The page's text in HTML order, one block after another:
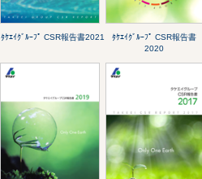
ﾀｹｴｲｸﾞﾙｰﾌﾟ CSR報告書2021
ﾀｹｴｲｸﾞﾙｰﾌﾟ CSR報告書
2020